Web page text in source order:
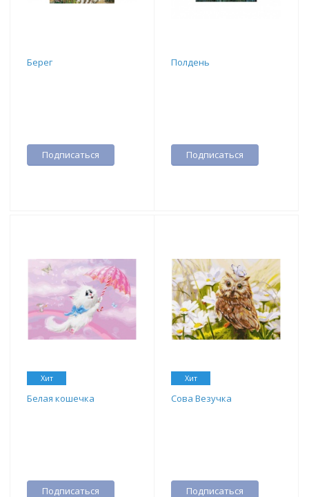
Берег
Подписаться
Полдень
Подписаться
Хит
Белая кошечка
Подписаться
Хит
Сова Везучка
Подписаться